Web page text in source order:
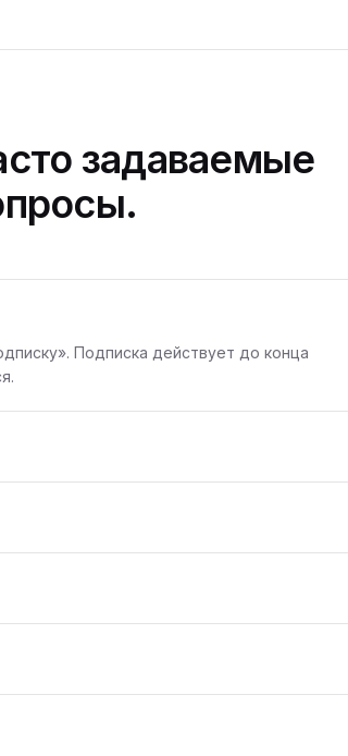
задаваемые
Подписка действует до конца